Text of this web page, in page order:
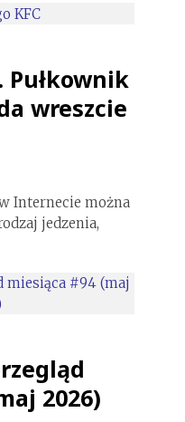
Pułkownik
wreszcie
Internecie można
jedzenia,
2026)